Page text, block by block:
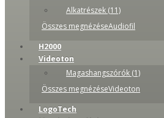
Alkatrészek (11)
Összes megnézéseAudiofil
H2000
Videoton
Magashangszórók (1)
Összes megnézéseVideoton
LogoTech